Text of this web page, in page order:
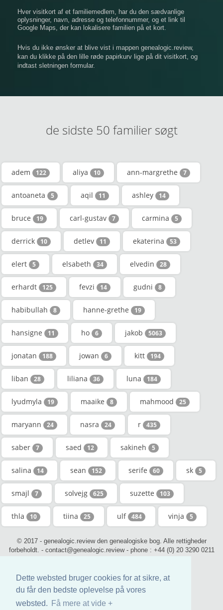
Dette websted bruger cookies for at sikre, at
du får den bedste oplevelse på vores
websted.
Få mere at vide +
Hver visitkort af et familiemedlem, har du den sædvanlige
oplysninger, navn, adresse og telefonnummer, og et link til
Google Maps, der kan lokalisere familien på et kort.
Hvis du ikke ønsker at blive vist i mappen genealogic.review,
kan du klikke på den lille røde papirkurv lige på dit visitkort, og
indtast sletningen formular.
de sidste 50 familier søgt
adem 122 aliya 10 ann-margrethe 7
antoaneta 5 aqil 11 ashley 14
bruce 19 carl-gustav 7 carmina 5
derrick 10 detlev 11 ekaterina 53
elert 5 elsabeth 34 elvedin 28
erhardt 125 fevzi 14 gudni 8
habibullah 8 hanne-grethe 19
hansigne 11 ho 6 jakob 5063
jonatan 188 jowan 6 kitt 194
liban 28 liliana 36 luna 184
lyudmyla 19 maaike 8 mahmood 25
maryann 24 nasra 24 r 435
saber 7 saed 12 sakineh 5
salina 14 sean 152 serife 60 sk 5
smajl 7 solvejg 625 suzette 103
thla 10 tiina 25 ulf 484 vinja 5
© 2017 - genealogic.review den genealogiske bog. Alle rettigheder
forbeholdt. - contact@genealogic.review - phone : +44 (0) 20 3290 0211